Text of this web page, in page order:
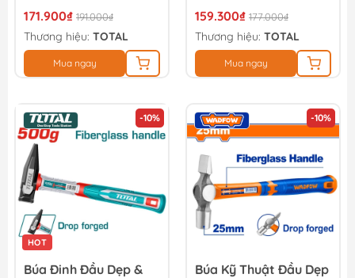
171.900₫ 191.000₫
Thương hiệu: TOTAL
Mua ngay
159.300₫ 177.000₫
Thương hiệu: TOTAL
Mua ngay
-10%
HOT
Búa Đinh Đầu Dẹp &
-10%
Búa Kỹ Thuật Đầu Dẹp